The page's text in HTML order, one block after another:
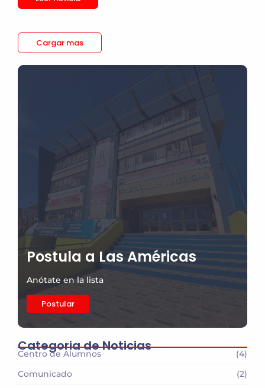
Cargar mas
Postula a Las Américas
Anótate en la lista
Postular
Categoria de Noticias
Centro de Alumnos
(4)
Comunicado
(2)